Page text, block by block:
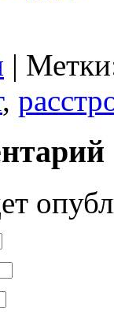
|
,